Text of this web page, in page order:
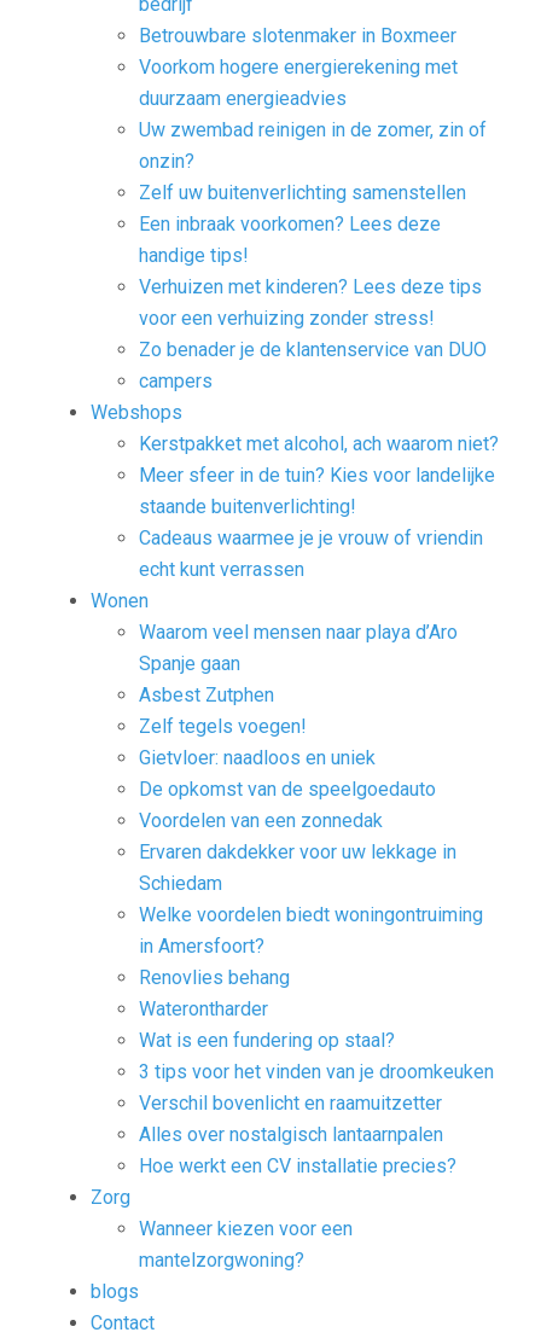
Betrouwbare slotenmaker in Boxmeer
Voorkom hogere energierekening met
duurzaam energieadvies
Uw zwembad reinigen in de zomer, zin of
onzin?
Zelf uw buitenverlichting samenstellen
Een inbraak voorkomen? Lees deze
handige tips!
Verhuizen met kinderen? Lees deze tips
voor een verhuizing zonder stress!
Zo benader je de klantenservice van DUO
campers
Webshops
Kerstpakket met alcohol, ach waarom niet?
Meer sfeer in de tuin? Kies voor landelijke
staande buitenverlichting!
Cadeaus waarmee je je vrouw of vriendin
echt kunt verrassen
Wonen
Waarom veel mensen naar playa d’Aro
Spanje gaan
Asbest Zutphen
Zelf tegels voegen!
Gietvloer: naadloos en uniek
De opkomst van de speelgoedauto
Voordelen van een zonnedak
Ervaren dakdekker voor uw lekkage in
Schiedam
Welke voordelen biedt woningontruiming
in Amersfoort?
Renovlies behang
Waterontharder
Wat is een fundering op staal?
3 tips voor het vinden van je droomkeuken
Verschil bovenlicht en raamuitzetter
Alles over nostalgisch lantaarnpalen
Hoe werkt een CV installatie precies?
Zorg
Wanneer kiezen voor een
mantelzorgwoning?
blogs
Contact